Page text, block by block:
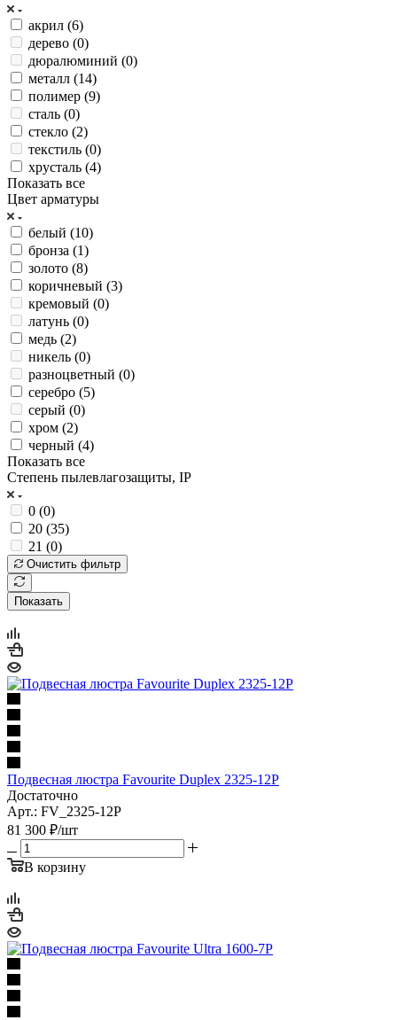
акрил (6)
дерево (0)
дюралюминий (0)
металл (14)
полимер (9)
сталь (0)
стекло (2)
текстиль (0)
хрусталь (4)
Показать все
Цвет арматуры
белый (10)
бронза (1)
золото (8)
коричневый (3)
кремовый (0)
латунь (0)
медь (2)
никель (0)
разноцветный (0)
серебро (5)
серый (0)
хром (2)
черный (4)
Показать все
Степень пылевлагозащиты, IP
0 (0)
20 (35)
21 (0)
Очистить фильтр
Показать
Подвесная люстра Favourite Duplex 2325-12P
Достаточно
Арт.: FV_2325-12P
81 300 ₽/шт
В корзину